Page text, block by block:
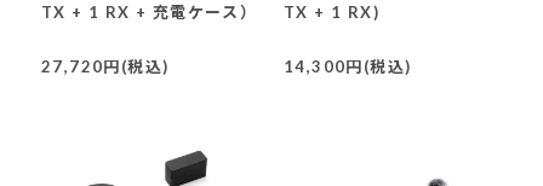
TX + 1 RX + 充電ケース）
27,720円(税込)
TX + 1 RX)
14,300円(税込)